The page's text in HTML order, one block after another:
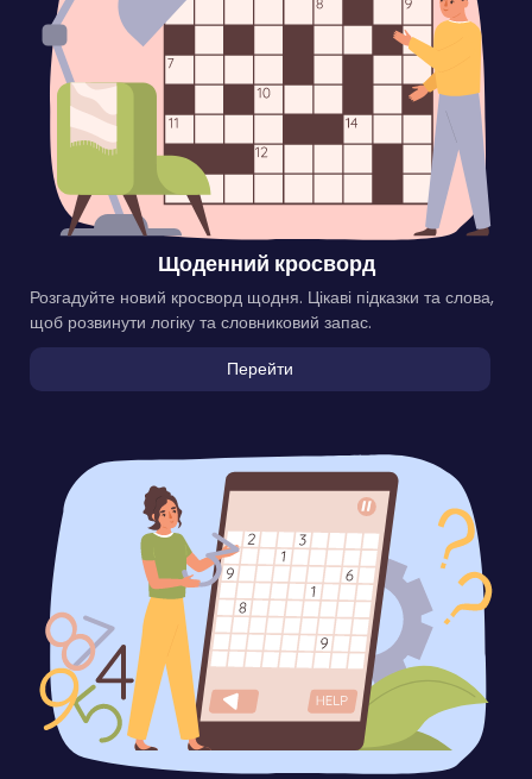
Щоденний кросворд
Розгадуйте новий кросворд щодня. Цікаві підказки та слова,
щоб розвинути логіку та словниковий запас.
Перейти